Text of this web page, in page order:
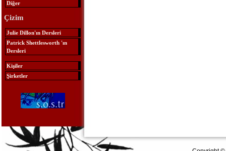
Diğer
Çizim
Julie Dillon'ın Dersleri
Patrick Shettlesworth 'ın
Dersleri
Kişiler
Şirketler